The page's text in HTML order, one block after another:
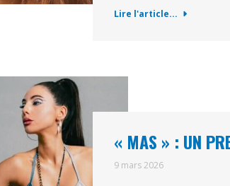
Lire l'article...
« MAS » : UN
9 mars 2026